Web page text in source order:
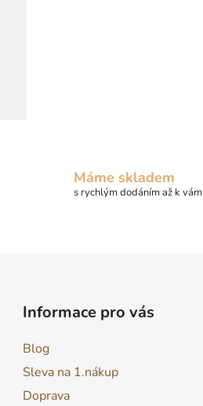
Máme skladem
s rychlým dodáním až k vám
Informace pro vás
Blog
Sleva na 1.nákup
Doprava